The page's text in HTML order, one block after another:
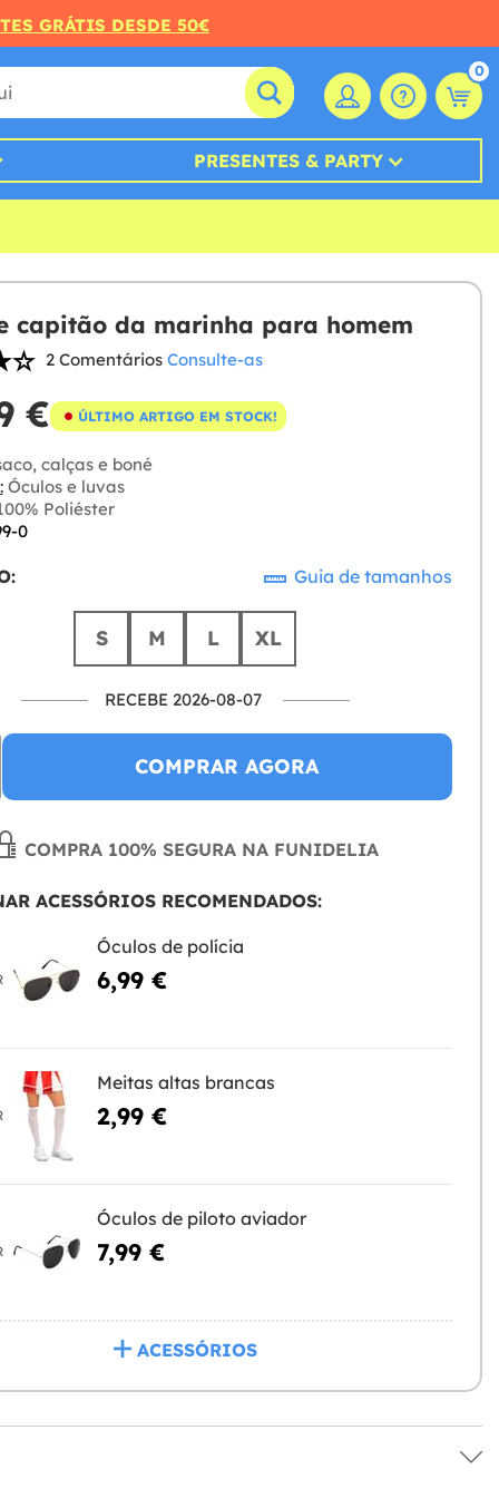
GRÁTIS DESDE 50€
0
PRESENTES & PARTY
capitão da marinha para homem
2 Comentários Consulte-as
€ ÚLTIMO ARTIGO EM STOCK!
calças e boné
Óculos e luvas
Poliéster
0
Guia de tamanhos
S M L XL
RECEBE 2026-08-07
COMPRAR AGORA
COMPRA 100% SEGURA NA FUNIDELIA
ACESSÓRIOS RECOMENDADOS:
Óculos de polícia
6,99 €
Meitas altas brancas
2,99 €
Óculos de piloto aviador
7,99 €
ACESSÓRIOS